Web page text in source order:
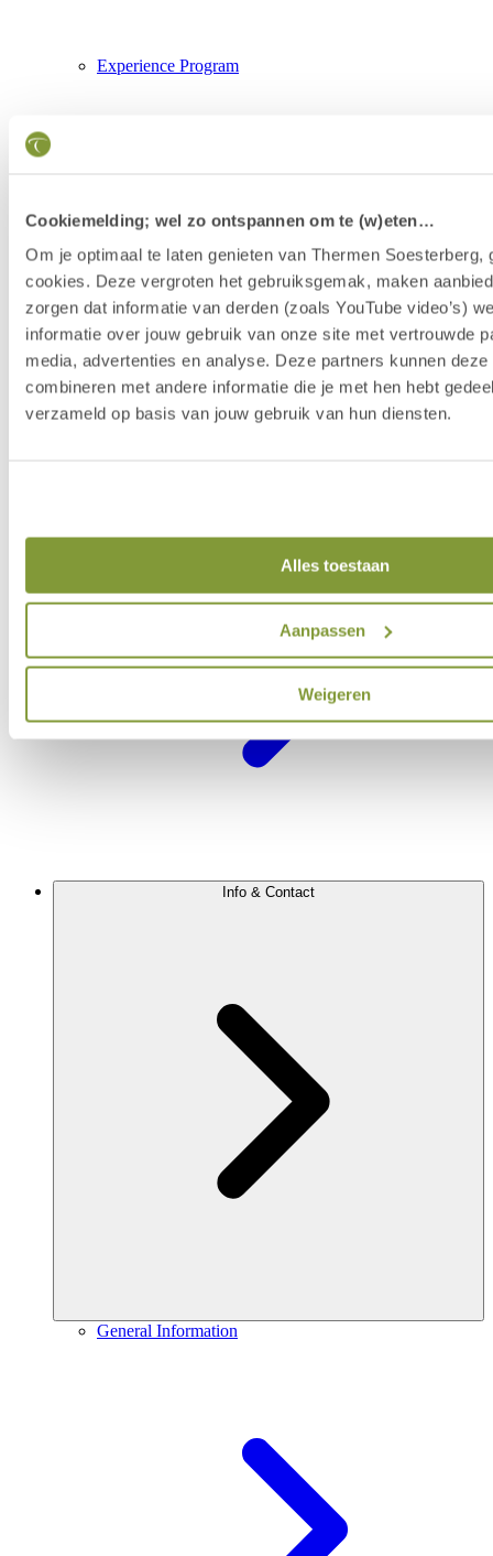
Cookiemelding; wel zo ontspannen om te (w)eten…
Om je optimaal te laten genieten van Thermen Soesterberg,
cookies. Deze vergroten het gebruiksgemak, maken
zorgen dat informatie van derden (zoals YouTube video’s)
informatie over jouw gebruik van onze site met vertrouwde
media, advertenties en analyse. Deze partners kunnen deze
combineren met andere informatie die je met hen hebt
verzameld op basis van jouw gebruik van hun diensten.
Alles toestaan
Aanpassen
Weigeren
Experience Program
Info & Contact
General Information